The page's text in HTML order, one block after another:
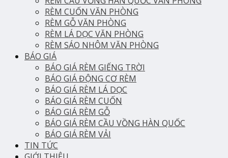
RÈM CUỐN VĂN PHÒNG
RÈM GỖ VĂN PHÒNG
RÈM LÁ DỌC VĂN PHÒNG
RÈM SÁO NHÔM VĂN PHÒNG
BÁO GIÁ
BÁO GIÁ RÈM GIẾNG TRỜI
BÁO GIÁ ĐỘNG CƠ RÈM
BÁO GIÁ RÈM LÁ DỌC
BÁO GIÁ RÈM CUỐN
BÁO GIÁ RÈM GỖ
BÁO GIÁ RÈM CẦU VỒNG HÀN QUỐC
BÁO GIÁ RÈM VẢI
TIN TỨC